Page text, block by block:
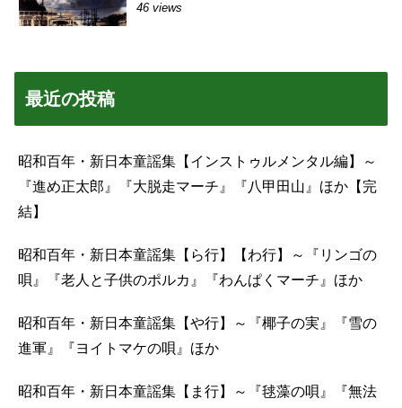
46 views
最近の投稿
昭和百年・新日本童謡集【インストゥルメンタル編】～
『進め正太郎』『大脱走マーチ』『八甲田山』ほか【完
結】
昭和百年・新日本童謡集【ら行】【わ行】～『リンゴの
唄』『老人と子供のポルカ』『わんぱくマーチ』ほか
昭和百年・新日本童謡集【や行】～『椰子の実』『雪の
進軍』『ヨイトマケの唄』ほか
昭和百年・新日本童謡集【ま行】～『毬藻の唄』『無法